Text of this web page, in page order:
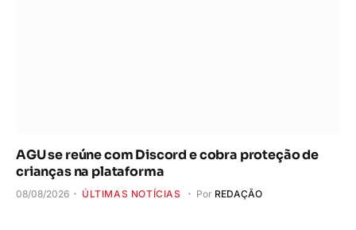
AGU se reúne com Discord e cobra proteção de
crianças na plataforma
08/08/2026 ÚLTIMAS NOTÍCIAS Por REDAÇÃO